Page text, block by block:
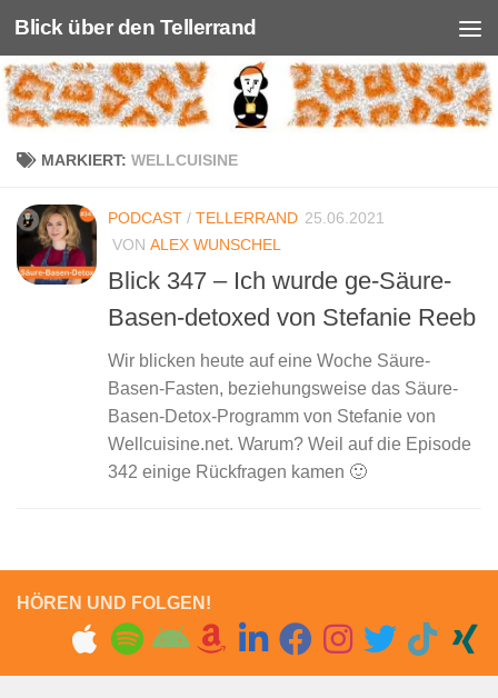
Unter dem Inhalt
Blick über den Tellerrand
MARKIERT: WELLCUISINE
PODCAST / TELLERRAND 25.06.2021
VON ALEX WUNSCHEL
Blick 347 – Ich wurde ge-Säure-
Basen-detoxed von Stefanie Reeb
Wir blicken heute auf eine Woche Säure-
Basen-Fasten, beziehungsweise das Säure-
Basen-Detox-Programm von Stefanie von
Wellcuisine.net. Warum? Weil auf die Episode
342 einige Rückfragen kamen 🙂
HÖREN UND FOLGEN!